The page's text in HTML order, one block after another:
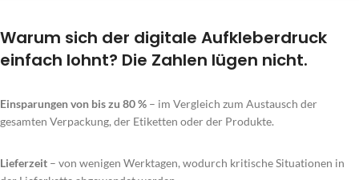
Warum sich der digitale Aufkleberdruck
einfach lohnt? Die Zahlen lügen nicht.
Einsparungen von bis zu 80 % – im Vergleich zum Austausch der
gesamten Verpackung, der Etiketten oder der Produkte.
Lieferzeit – von wenigen Werktagen, wodurch kritische Situationen in